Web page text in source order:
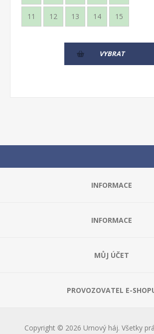
11 12 13 14 15
VYBRAT
INFORMACE
INFORMACE
MŮJ ÚČET
PROVOZOVATEL E-
Copyright © 2026 Urnový háj. Všetky